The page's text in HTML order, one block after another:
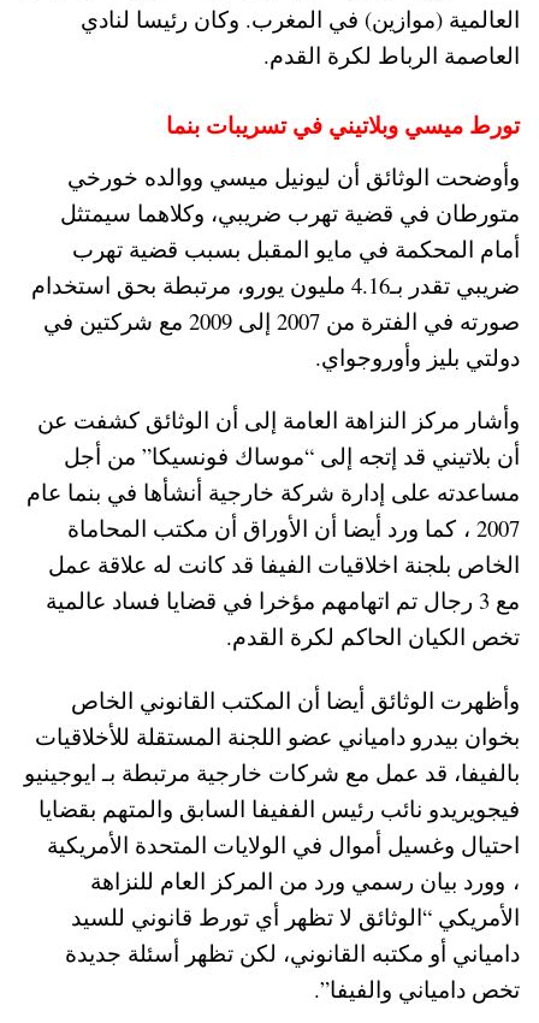
العالمية (موازين) في المغرب. وكان رئيسا لنادي
العاصمة الرباط لكرة القدم.
تورط ميسي وبلاتيني في تسريبات بنما
وأوضحت الوثائق أن ليونيل ميسي ووالده خورخي
متورطان في قضية تهرب ضريبي، وكلاهما سيمتثل
أمام المحكمة في مايو المقبل بسبب قضية تهرب
ضريبي تقدر بـ4.16 مليون يورو، مرتبطة بحق استخدام
صورته في الفترة من 2007 إلى 2009 مع شركتين في
دولتي بليز وأوروجواي.
وأشار مركز النزاهة العامة إلى أن الوثائق كشفت عن
أن بلاتيني قد إتجه إلى “موساك فونسيكا” من أجل
مساعدته على إدارة شركة خارجية أنشأها في بنما عام
2007 ، كما ورد أيضا أن الأوراق أن مكتب المحاماة
الخاص بلجنة اخلاقيات الفيفا قد كانت له علاقة عمل
مع 3 رجال تم اتهامهم مؤخرا في قضايا فساد عالمية
تخص الكيان الحاكم لكرة القدم.
وأظهرت الوثائق أيضا أن المكتب القانوني الخاص
بخوان بيدرو دامياني عضو اللجنة المستقلة للأخلاقيات
بالفيفا، قد عمل مع شركات خارجية مرتبطة بـ ايوجينيو
فيجويريدو نائب رئيس الففيفا السابق والمتهم بقضايا
احتيال وغسيل أموال في الولايات المتحدة الأمريكية
، وورد بيان رسمي ورد من المركز العام للنزاهة
الأمريكي “الوثائق لا تظهر أي تورط قانوني للسيد
دامياني أو مكتبه القانوني، لكن تظهر أسئلة جديدة
تخص دامياني والفيفا”.